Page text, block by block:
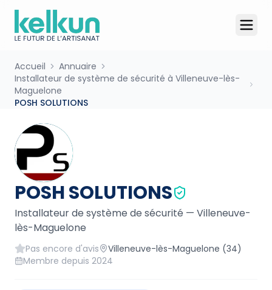
Accueil
Annuaire
Installateur de système de sécurité à Villeneuve-lès-
Maguelone
POSH SOLUTIONS
POSH SOLUTIONS
Installateur de système de sécurité — Villeneuve-
lès-Maguelone
Pas encore d'avis Villeneuve-lès-Maguelone (34)
Membre depuis 2024